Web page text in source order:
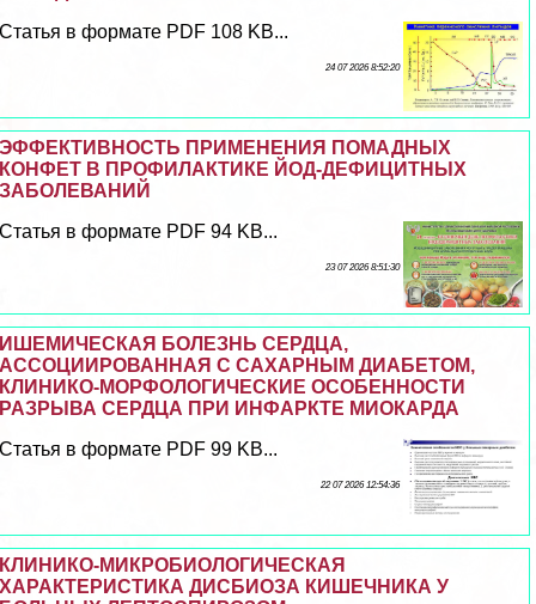
Статья в формате PDF 108 KB...
24 07 2026 8:52:20
ЭФФЕКТИВНОСТЬ ПРИМЕНЕНИЯ ПОМАДНЫХ
КОНФЕТ В ПРОФИЛАКТИКЕ ЙОД-ДЕФИЦИТНЫХ
ЗАБОЛЕВАНИЙ
Статья в формате PDF 94 KB...
23 07 2026 8:51:30
ИШЕМИЧЕСКАЯ БОЛЕЗНЬ СЕРДЦА,
АССОЦИИРОВАННАЯ С САХАРНЫМ ДИАБЕТОМ,
КЛИНИКО-МОРФОЛОГИЧЕСКИЕ ОСОБЕННОСТИ
РАЗРЫВА СЕРДЦА ПРИ ИНФАРКТЕ МИОКАРДА
Статья в формате PDF 99 KB...
22 07 2026 12:54:36
КЛИНИКО-МИКРОБИОЛОГИЧЕСКАЯ
ХАРАКТЕРИСТИКА ДИСБИОЗА КИШЕЧНИКА У